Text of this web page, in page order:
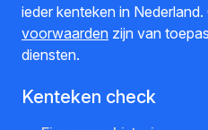
ieder kenteken in Nederland.
voorwaarden zijn van
diensten.
Kenteken check